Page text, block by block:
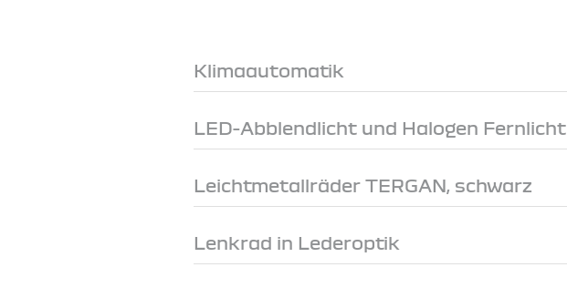
Klimaautomatik
LED-Abblendlicht und Halogen Fernlicht
Leichtmetallräder TERGAN, schwarz
Lenkrad in Lederoptik